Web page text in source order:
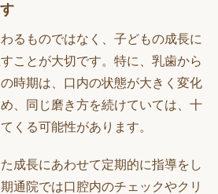
るものではなく、子どもの成長に
ことが大切です。特に、乳歯から
時期は、口内の状態が大きく変化
、同じ磨き方を続けていては、十
くる可能性があります。
成長にあわせて定期的に指導をし
通院では口腔内のチェックやクリ